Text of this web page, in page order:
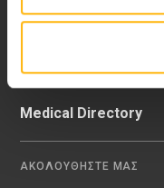
Video Gallery
Medical Directory
ΑΚΟΛΟΥΘΗΣΤΕ ΜΑΣ